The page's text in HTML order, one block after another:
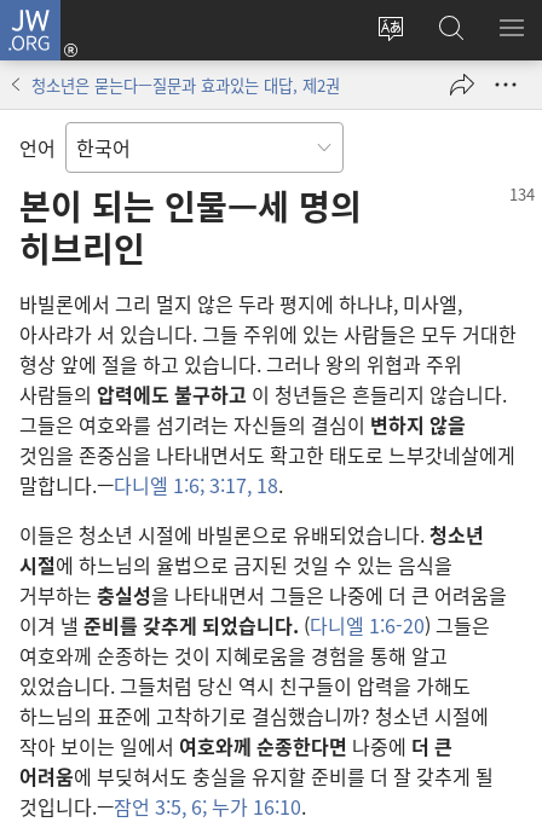
JW.ORG
사이트
변경
로그인
(새로운
열기)
JW.ORG
검색
메
청소년은 묻는다—질문과 효과있는 대답, 제2권
언어
본이 되는 인물—세 명의
히브리인
바빌론에서 그리 멀지 않은 두라 평지에 하나냐, 미사엘,
아사랴가 서 있습니다. 그들 주위에 있는 사람들은 모두 거대한
형상 앞에 절을 하고 있습니다. 그러나 왕의 위협과 주위
사람들의 압력에도 불구하고 이 청년들은 흔들리지 않습니다.
그들은 여호와를 섬기려는 자신들의 결심이 변하지 않을
것임을 존중심을 나타내면서도 확고한 태도로 느부갓네살에게
말합니다.—다니엘 1:6;3:17, 18.
이들은 청소년 시절에 바빌론으로 유배되었습니다.청소년
시절에 하느님의 율법으로 금지된 것일 수 있는 음식을
거부하는 충실성을 나타내면서 그들은 나중에 더 큰 어려움을
이겨 낼 준비를 갖추게 되었습니다. (다니엘 1:6-20) 그들은
여호와께 순종하는 것이 지혜로움을 경험을 통해 알고
있었습니다. 그들처럼 당신 역시 친구들이 압력을 가해도
하느님의 표준에 고착하기로 결심했습니까? 청소년 시절에
작아 보이는 일에서 여호와께 순종한다면 나중에 더 큰
어려움에 부딪혀서도 충실을 유지할 준비를 더 잘 갖추게 될
것입니다.—잠언 3:5, 6;누가 16:10.